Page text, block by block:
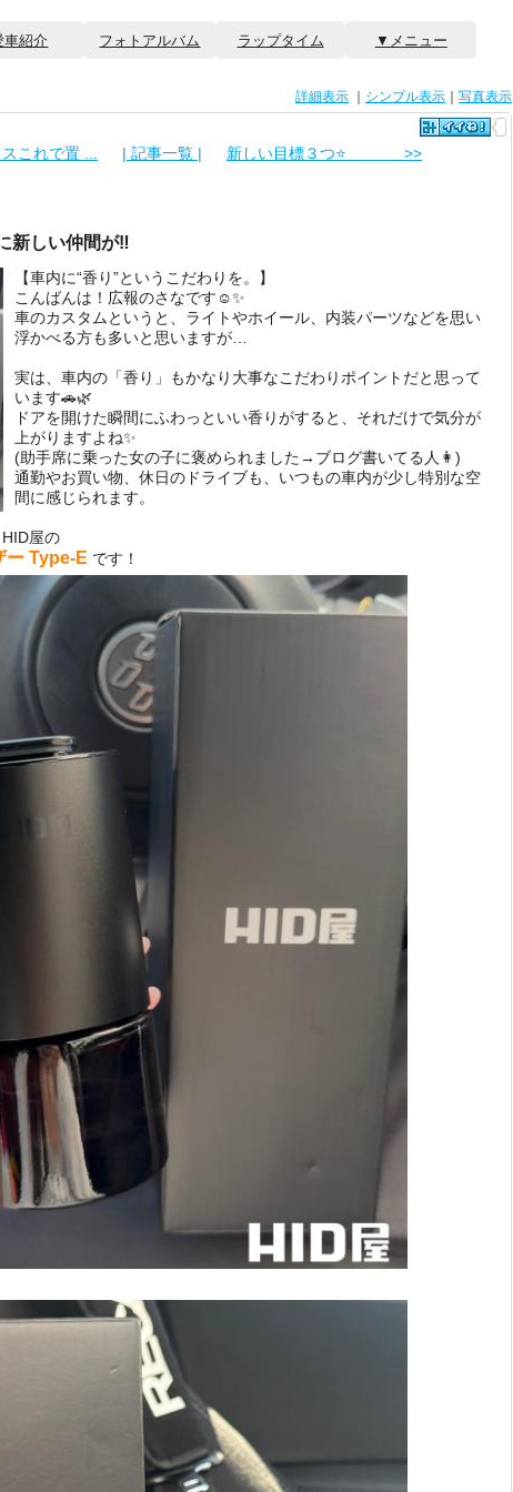
車紹介 フォトアルバム ラップタイム ▼メニュー
詳細表示 シンプル表示 写真表示
これで置 ... | 記事一覧 | 新しい目標３つ⭐️ >>
新しい仲間が‼️
【車内に“香り”というこだわりを。】
こんばんは！広報のさなです☺️✨
車のカスタムというと、ライトやホイール、内装パーツなどを思い
浮かべる方も多いと思いますが…
実は、車内の「香り」もかなり大事なこだわりポイントだと思って
います🚗🌿
ドアを開けた瞬間にふわっといい香りがすると、それだけで気分が
上がりますよね✨
(助手席に乗った女の子に褒められました→ブログ書いてる人👩)
通勤やお買い物、休日のドライブも、いつもの車内が少し特別な空
間に感じられます。
屋の
ー Type-E です！